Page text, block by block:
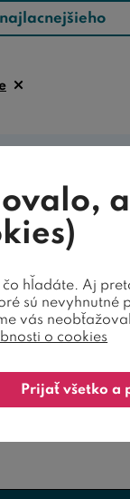
kategórii
NAŠE
čo hľadáte. Aj
sú nevyhnutné
vás
o cookies
Prijať všetko a